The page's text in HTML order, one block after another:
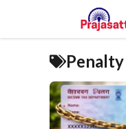
content